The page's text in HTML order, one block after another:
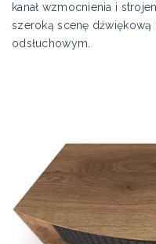
kanał wzmocnienia i
szeroką scenę
odsłuchowym.